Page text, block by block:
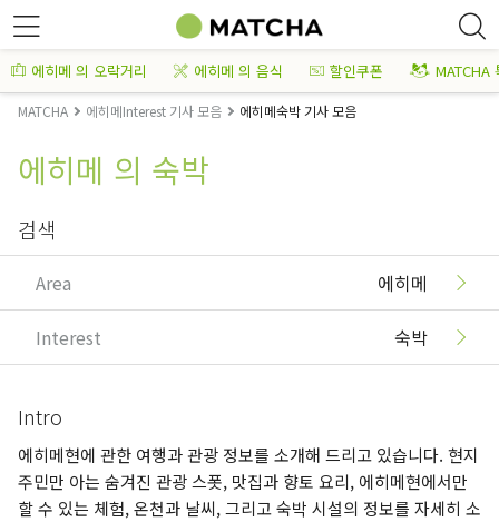
에히메 의 오락거리 에히메 의 음식 할인쿠폰 MATCHA
MATCHA 에히메Interest 기사 모음 에히메숙박 기사 모음
에히메 의 숙박
검색
Area 에히메
Interest 숙박
Intro
에히메현에 관한 여행과 관광 정보를 소개해 드리고 있습니다. 현지
주민만 아는 숨겨진 관광 스폿, 맛집과 향토 요리, 에히메현에서만
할 수 있는 체험, 온천과 날씨, 그리고 숙박 시설의 정보를 자세히 소